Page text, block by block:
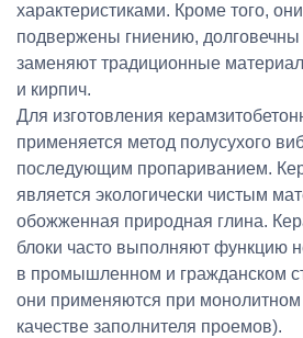
характеристиками. Кроме того,
подвержены гниению, долговечны
заменяют традиционные
и кирпич.
Для изготовления
применяется метод полусухого
последующим пропариванием.
является экологически чистым
обожженная природная глина.
блоки часто выполняют функцию
в промышленном и гражданском
они применяются при монолитном
качестве заполнителя проемов).